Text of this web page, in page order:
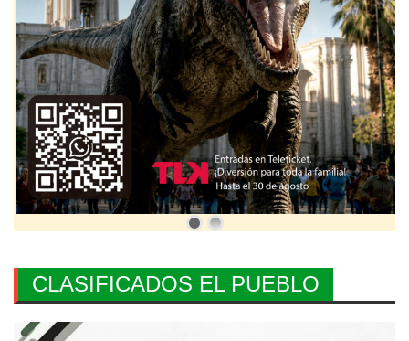
CLASIFICADOS EL PUEBLO